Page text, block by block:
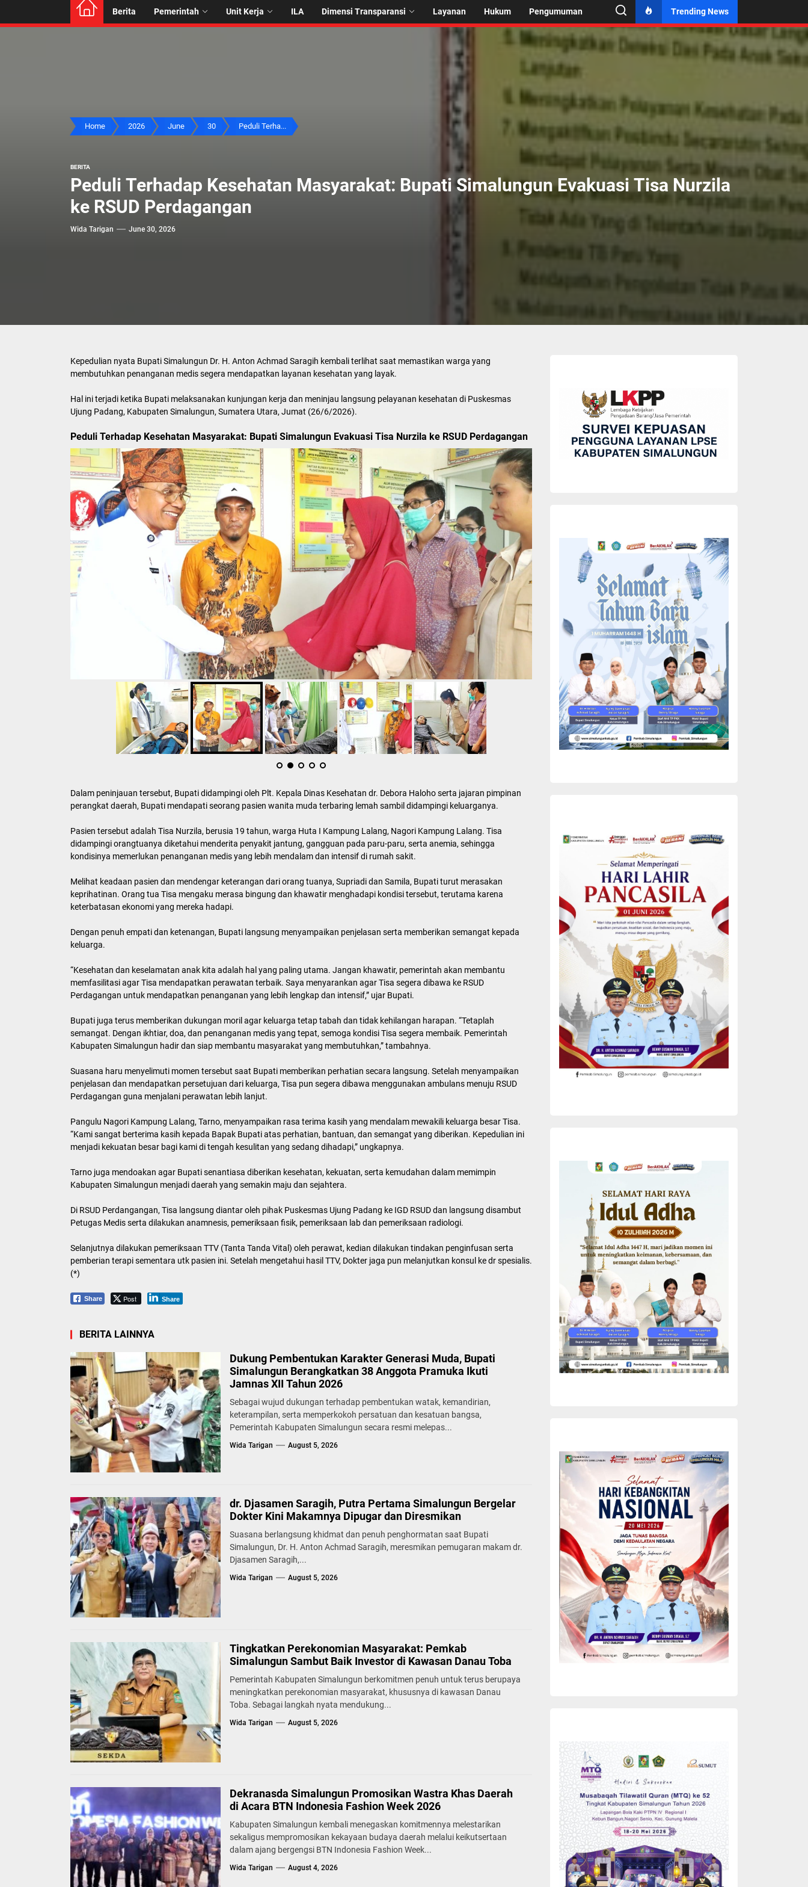
Berita Pemerintah Unit Kerja ILA Dimensi Transparansi Layanan Hukum Pengumuman Trending News
Home 2026 June 30 Peduli Terha...
BERITA
Peduli Terhadap Kesehatan Masyarakat: Bupati Simalungun Evakuasi Tisa Nurzila
ke RSUD Perdagangan
Wida Tarigan June 30, 2026
Kepedulian nyata Bupati Simalungun Dr. H. Anton Achmad Saragih kembali terlihat saat memastikan warga yang
membutuhkan penanganan medis segera mendapatkan layanan kesehatan yang layak.
Hal ini terjadi ketika Bupati melaksanakan kunjungan kerja dan meninjau langsung pelayanan kesehatan di Puskesmas
Ujung Padang, Kabupaten Simalungun, Sumatera Utara, Jumat (26/6/2026).
Peduli Terhadap Kesehatan Masyarakat: Bupati Simalungun Evakuasi Tisa Nurzila ke RSUD Perdagangan
Dalam peninjauan tersebut, Bupati didampingi oleh Plt. Kepala Dinas Kesehatan dr. Debora Haloho serta jajaran pimpinan
perangkat daerah, Bupati mendapati seorang pasien wanita muda terbaring lemah sambil didampingi keluarganya.
Pasien tersebut adalah Tisa Nurzila, berusia 19 tahun, warga Huta I Kampung Lalang, Nagori Kampung Lalang. Tisa
didampingi orangtuanya diketahui menderita penyakit jantung, gangguan pada paru-paru, serta anemia, sehingga
kondisinya memerlukan penanganan medis yang lebih mendalam dan intensif di rumah sakit.
Melihat keadaan pasien dan mendengar keterangan dari orang tuanya, Supriadi dan Samila, Bupati turut merasakan
keprihatinan. Orang tua Tisa mengaku merasa bingung dan khawatir menghadapi kondisi tersebut, terutama karena
keterbatasan ekonomi yang mereka hadapi.
Dengan penuh empati dan ketenangan, Bupati langsung menyampaikan penjelasan serta memberikan semangat kepada
keluarga.
“Kesehatan dan keselamatan anak kita adalah hal yang paling utama. Jangan khawatir, pemerintah akan membantu
memfasilitasi agar Tisa mendapatkan perawatan terbaik. Saya menyarankan agar Tisa segera dibawa ke RSUD
Perdagangan untuk mendapatkan penanganan yang lebih lengkap dan intensif,” ujar Bupati.
Bupati juga terus memberikan dukungan moril agar keluarga tetap tabah dan tidak kehilangan harapan. “Tetaplah
semangat. Dengan ikhtiar, doa, dan penanganan medis yang tepat, semoga kondisi Tisa segera membaik. Pemerintah
Kabupaten Simalungun hadir dan siap membantu masyarakat yang membutuhkan,” tambahnya.
Suasana haru menyelimuti momen tersebut saat Bupati memberikan perhatian secara langsung. Setelah menyampaikan
penjelasan dan mendapatkan persetujuan dari keluarga, Tisa pun segera dibawa menggunakan ambulans menuju RSUD
Perdagangan guna menjalani perawatan lebih lanjut.
Pangulu Nagori Kampung Lalang, Tarno, menyampaikan rasa terima kasih yang mendalam mewakili keluarga besar Tisa.
“Kami sangat berterima kasih kepada Bapak Bupati atas perhatian, bantuan, dan semangat yang diberikan. Kepedulian ini
menjadi kekuatan besar bagi kami di tengah kesulitan yang sedang dihadapi,” ungkapnya.
Tarno juga mendoakan agar Bupati senantiasa diberikan kesehatan, kekuatan, serta kemudahan dalam memimpin
Kabupaten Simalungun menjadi daerah yang semakin maju dan sejahtera.
Di RSUD Perdangangan, Tisa langsung diantar oleh pihak Puskesmas Ujung Padang ke IGD RSUD dan langsung disambut
Petugas Medis serta dilakukan anamnesis, pemeriksaan fisik, pemeriksaan lab dan pemeriksaan radiologi.
Selanjutnya dilakukan pemeriksaan TTV (Tanta Tanda Vital) oleh perawat, kedian dilakukan tindakan penginfusan serta
pemberian terapi sementara utk pasien ini. Setelah mengetahui hasil TTV, Dokter jaga pun melanjutkan konsul ke dr spesialis.
(*)
Share Post Share
BERITA LAINNYA
Dukung Pembentukan Karakter Generasi Muda, Bupati
Simalungun Berangkatkan 38 Anggota Pramuka Ikuti
Jamnas XII Tahun 2026
Sebagai wujud dukungan terhadap pembentukan watak, kemandirian,
keterampilan, serta memperkokoh persatuan dan kesatuan bangsa,
Pemerintah Kabupaten Simalungun secara resmi melepas...
Wida Tarigan August 5, 2026
dr. Djasamen Saragih, Putra Pertama Simalungun Bergelar
Dokter Kini Makamnya Dipugar dan Diresmikan
Suasana berlangsung khidmat dan penuh penghormatan saat Bupati
Simalungun, Dr. H. Anton Achmad Saragih, meresmikan pemugaran makam dr.
Djasamen Saragih,...
Wida Tarigan August 5, 2026
Tingkatkan Perekonomian Masyarakat: Pemkab
Simalungun Sambut Baik Investor di Kawasan Danau Toba
Pemerintah Kabupaten Simalungun berkomitmen penuh untuk terus berupaya
meningkatkan perekonomian masyarakat, khususnya di kawasan Danau
Toba. Sebagai langkah nyata mendukung...
Wida Tarigan August 5, 2026
Dekranasda Simalungun Promosikan Wastra Khas Daerah
di Acara BTN Indonesia Fashion Week 2026
Kabupaten Simalungun kembali menegaskan komitmennya melestarikan
sekaligus mempromosikan kekayaan budaya daerah melalui keikutsertaan
dalam ajang bergengsi BTN Indonesia Fashion Week...
Wida Tarigan August 4, 2026